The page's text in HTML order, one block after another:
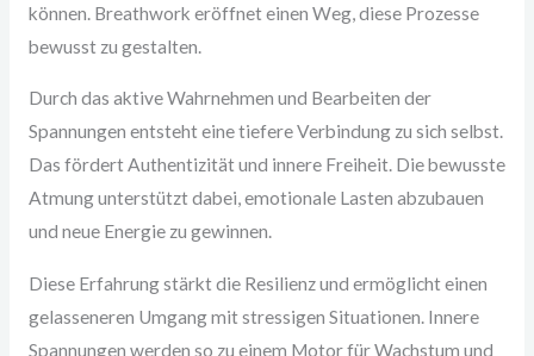
können. Breathwork eröffnet einen Weg, diese Prozesse
bewusst zu gestalten.
Durch das aktive Wahrnehmen und Bearbeiten der
Spannungen entsteht eine tiefere Verbindung zu sich selbst.
Das fördert Authentizität und innere Freiheit. Die bewusste
Atmung unterstützt dabei, emotionale Lasten abzubauen
und neue Energie zu gewinnen.
Diese Erfahrung stärkt die Resilienz und ermöglicht einen
gelasseneren Umgang mit stressigen Situationen. Innere
Spannungen werden so zu einem Motor für Wachstum und